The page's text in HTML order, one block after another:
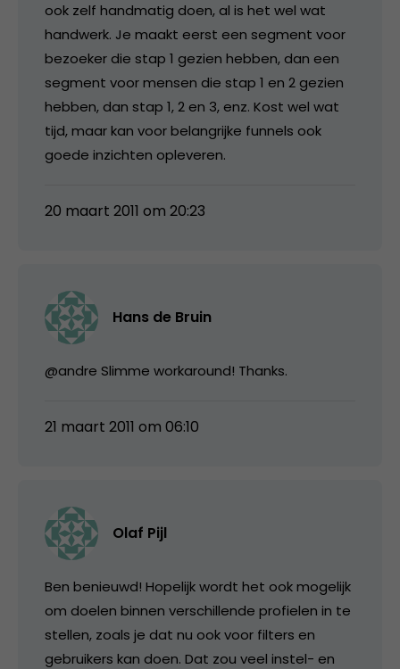
ook zelf handmatig doen, al is het wel wat
handwerk. Je maakt eerst een segment voor
bezoeker die stap 1 gezien hebben, dan een
segment voor mensen die stap 1 en 2 gezien
hebben, dan stap 1, 2 en 3, enz. Kost wel wat
tijd, maar kan voor belangrijke funnels ook
goede inzichten opleveren.
20 maart 2011 om 20:23
Hans de Bruin
@andre Slimme workaround! Thanks.
21 maart 2011 om 06:10
Olaf Pijl
Ben benieuwd! Hopelijk wordt het ook mogelijk
om doelen binnen verschillende profielen in te
stellen, zoals je dat nu ook voor filters en
gebruikers kan doen. Dat zou veel instel- en